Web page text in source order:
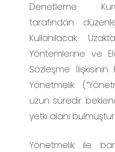
Denetleme
tarafından
Kullanılacak
Yöntemlerine ve
Sözleşme İlişkisinin
Yönetmelik
uzun süredir
yetki alanı bulmuştur.
Yönetmelik ile